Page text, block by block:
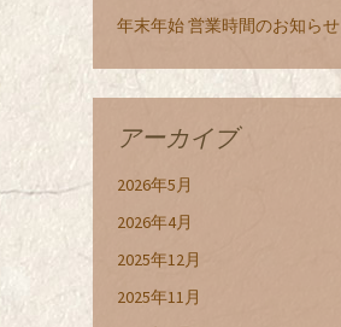
年末年始 営業時間のお知らせ
アーカイブ
2026年5月
2026年4月
2025年12月
2025年11月